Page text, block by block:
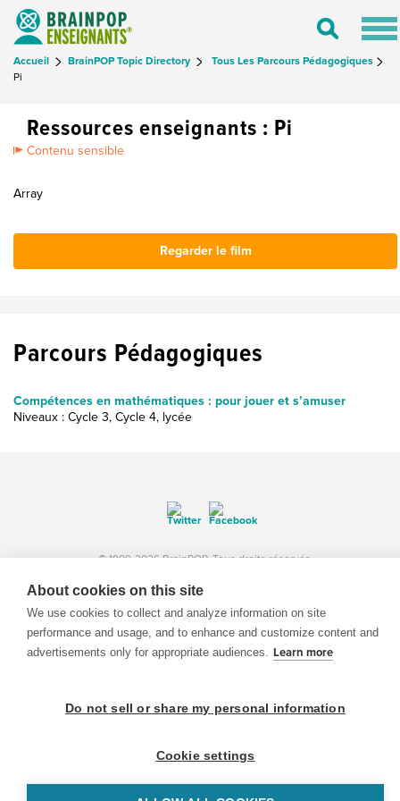
Toggle
Accueil BrainPOP Topic Directory
Tous Les Parcours Pédagogiques
Pi
Ressources enseignants : Pi
Contenu sensible
Array
Regarder le film
Parcours Pédagogiques
Compétences en mathématiques : pour jouer et s’amuser
Niveaux : Cycle 3, Cycle 4, lycée
© 1999-2026 BrainPOP. Tous droits réservés.
enseignants is proudly powered byWordPress. Built bySlipFire Web Development
About cookies on this site
We use cookies to collect and analyze information on site
performance and usage, and to enhance and customize content and
advertisements only for appropriate audiences. Learn more
Do not sell or share my personal information
Cookie settings